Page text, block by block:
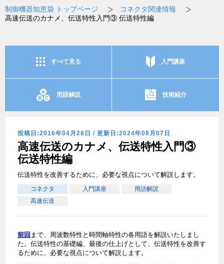
制御機器知恵袋 トップページ
コネクタ関連情報
高速伝送のカナメ、伝送特性入門③ 伝送特性編
すべて見る 入門講座
用語解説 技術紹介
投稿日:2016年04月28日 / 更新日:2024年08月07日
高速伝送のカナメ、伝送特性入門③
伝送特性編
伝送特性を改善するために、必要な視点について解説します。
コネクタ 入門講座
用語解説
高速伝送
前回 まで、周波数特性と時間軸特性の各用語を解説いたしまし
た。伝送特性の基礎編、最後の仕上げとして、伝送特性を改善す
るために、必要な視点について解説します。